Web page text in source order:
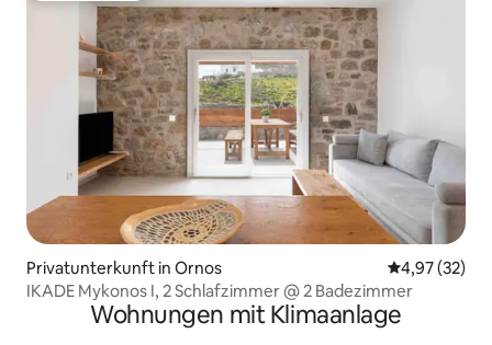
Privatunterkunft in Ornos
4,97 (32)
IKADE Mykonos I, 2 Schlafzimmer @ 2 Badezimmer
Wohnungen mit Klimaanlage